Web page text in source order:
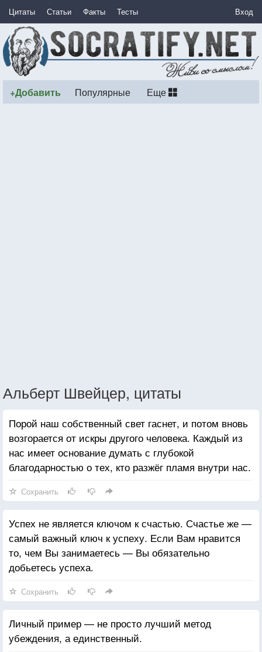
Цитаты Статьи Факты Тесты Вход
+Добавить Популярные Еще
Альберт Швейцер, цитаты
Порой наш собственный свет гаснет, и потом вновь
возгорается от искры другого человека. Каждый из
нас имеет основание думать с глубокой
благодарностью о тех, кто разжёг пламя внутри нас.
Сохранить
Успех не является ключом к счастью. Счастье же —
самый важный ключ к успеху. Если Вам нравится
то, чем Вы занимаетесь — Вы обязательно
добьетесь успеха.
Сохранить
Личный пример — не просто лучший метод
убеждения, а единственный.